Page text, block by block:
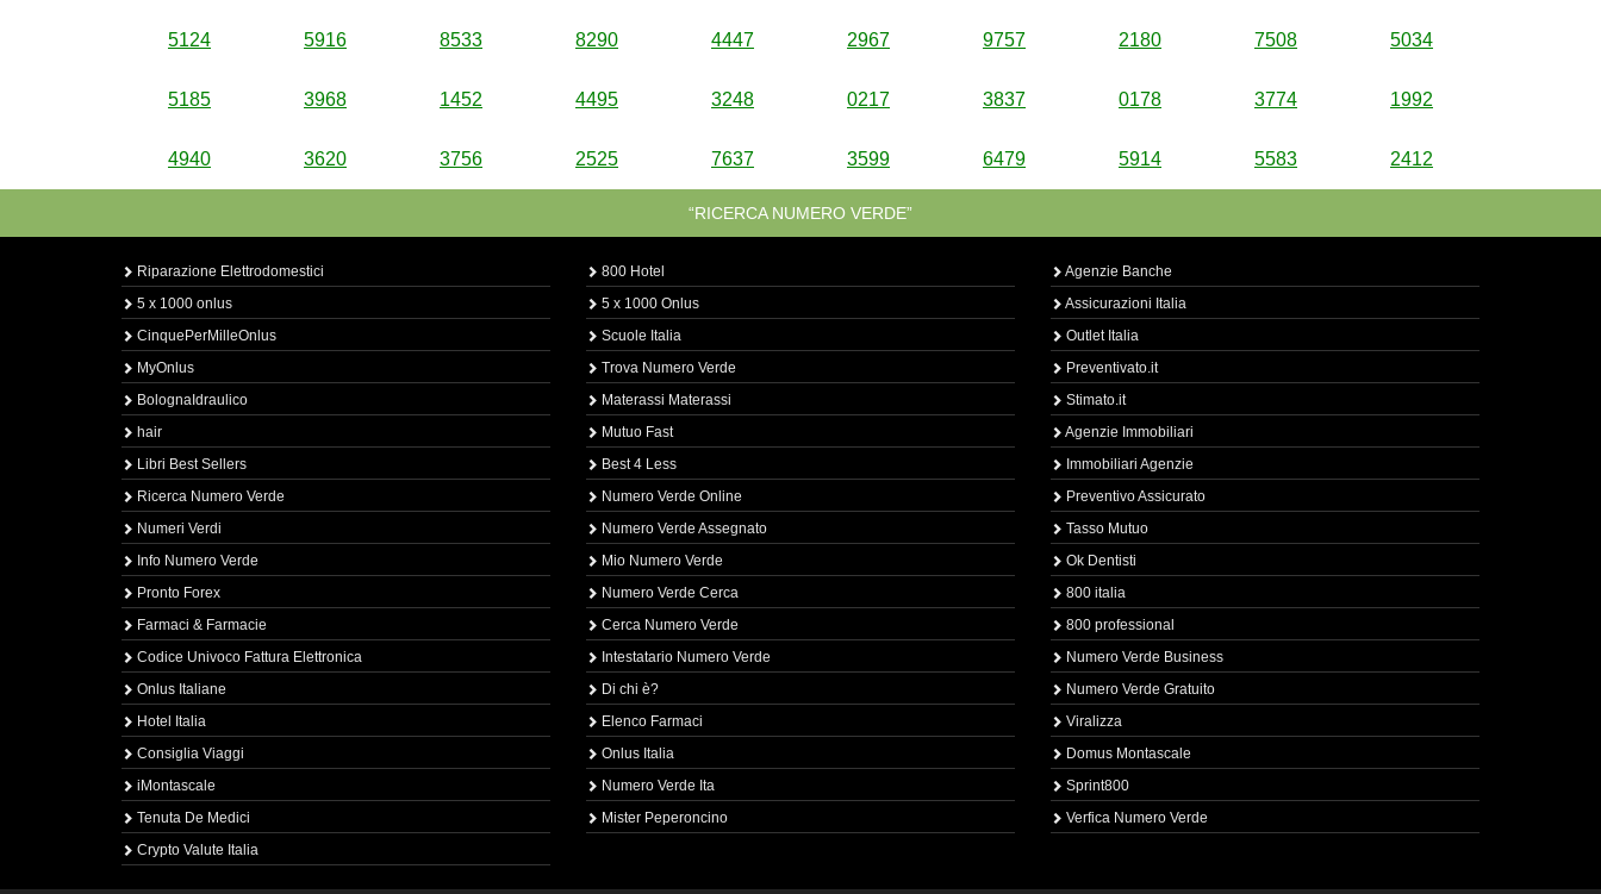
5124 5916 8533 8290 4447 2967 9757 2180 7508 5034
5185 3968 1452 4495 3248 0217 3837 0178 3774 1992
4940 3620 3756 2525 7637 3599 6479 5914 5583 2412
“RICERCA NUMERO VERDE”
Riparazione Elettrodomestici
5 x 1000 onlus
CinquePerMilleOnlus
MyOnlus
BolognaIdraulico
hair
Libri Best Sellers
Ricerca Numero Verde
Numeri Verdi
Info Numero Verde
Pronto Forex
Farmaci & Farmacie
Codice Univoco Fattura Elettronica
Onlus Italiane
Hotel Italia
Consiglia Viaggi
iMontascale
Tenuta De Medici
Crypto Valute Italia
800 Hotel
5 x 1000 Onlus
Scuole Italia
Trova Numero Verde
Materassi Materassi
Mutuo Fast
Best 4 Less
Numero Verde Online
Numero Verde Assegnato
Mio Numero Verde
Numero Verde Cerca
Cerca Numero Verde
Intestatario Numero Verde
Di chi è?
Elenco Farmaci
Onlus Italia
Numero Verde Ita
Mister Peperoncino
Agenzie Banche
Assicurazioni Italia
Outlet Italia
Preventivato.it
Stimato.it
Agenzie Immobiliari
Immobiliari Agenzie
Preventivo Assicurato
Tasso Mutuo
Ok Dentisti
800 italia
800 professional
Numero Verde Business
Numero Verde Gratuito
Viralizza
Domus Montascale
Sprint800
Verfica Numero Verde